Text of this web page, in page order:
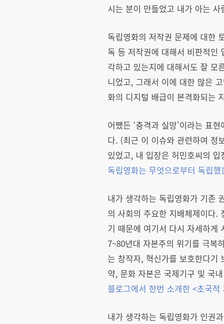
시는 분이 만들었고 내가 아는
독립영화의 저작권 문제에 대한
독 등 저작권에 대해서 비판적인
각하고 있는지에 대해서도 잘 모
니었고, 그래서 이에 대한 많은
화의 디지털 배급이 본격화되는
어쨌든 ‘충격과 실망’이라는 표
다. (최근 이 이슈와 관련하여 정
있었고, 내 입장은 허민호씨의
독립영화는 무엇으로부터 독립했
내가 생각하는 독립영화가 기존
의 사회의 주요한 지배체제이다.
기 때문에 여기서 다시 자세하게
7~80년대 자본주의 위기를 극복
는 창작자, 혁신가를 보호한다기
약, 문화 자본은 국제기구 및 국
블로그에서 한번 소개한 <초국적
내가 생각하는 독립영화가 인권